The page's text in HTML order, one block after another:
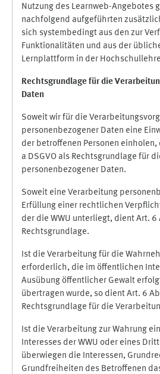
Nutzung des Learnweb-Angebotes
nachfolgend aufgeführten
sich systembedingt aus den zur
Funktionalitäten und aus der
Lernplattform in der
Rechtsgrundlage für die
Daten
Soweit wir für die
personenbezogener Daten eine
der betroffenen Personen
a DSGVO als Rechtsgrundlage für
personenbezogener Daten.
Soweit eine Verarbeitung
Erfüllung einer rechtlichen
der die WWU unterliegt, dient Art. 6
Rechtsgrundlage.
Ist die Verarbeitung für die
erforderlich, die im öffentlichen
Ausübung öffentlicher Gewalt
übertragen wurde, so dient Art. 6
Rechtsgrundlage für die
Ist die Verarbeitung zur Wahrung
Interesses der WWU oder eines
überwiegen die Interessen,
Grundfreiheiten des Betroffenen